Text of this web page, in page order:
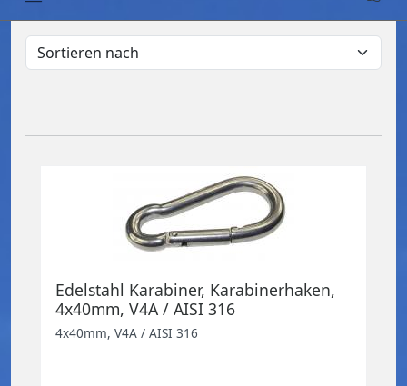
Edelstahl Karabiner, Karabinerhaken,
4x40mm, V4A / AISI 316
4x40mm, V4A / AISI 316